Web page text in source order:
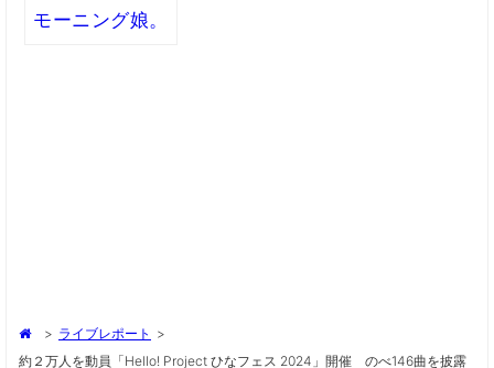
モーニング娘。
> ライブレポート >
約２万人を動員「Hello! Project ひなフェス 2024」開催 のべ146曲を披露